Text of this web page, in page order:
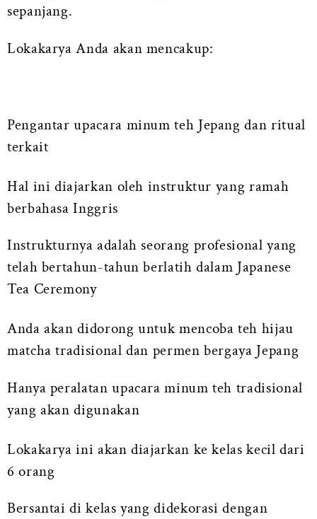
sepanjang.
Lokakarya Anda akan mencakup:
Pengantar upacara minum teh Jepang dan ritual
terkait
Hal ini diajarkan oleh instruktur yang ramah
berbahasa Inggris
Instrukturnya adalah seorang profesional yang
telah bertahun-tahun berlatih dalam Japanese
Tea Ceremony
Anda akan didorong untuk mencoba teh hijau
matcha tradisional dan permen bergaya Jepang
Hanya peralatan upacara minum teh tradisional
yang akan digunakan
Lokakarya ini akan diajarkan ke kelas kecil dari
6 orang
Bersantai di kelas yang didekorasi dengan